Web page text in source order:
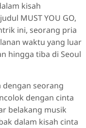
kisah
MUST YOU GO,
ini, seorang pria
waktu yang luar
hingga tiba di Seoul
seorang
dengan cinta
belakang musik
dalam kisah cinta